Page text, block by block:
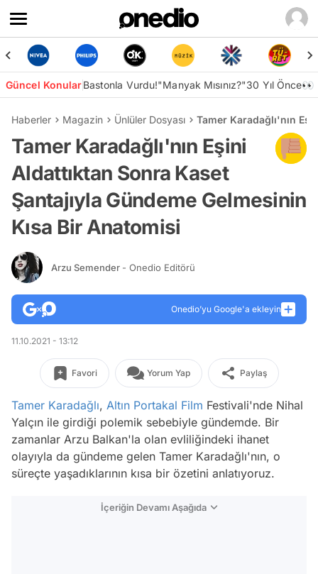
Güncel KonularBastonla Vurdu!"Manyak Mısınız?"30 Yıl Önce👀
Haberler Magazin Ünlüler Dosyası Tamer Karadağlı'nın
Tamer Karadağlı'nın Eşini
Aldattıktan Sonra Kaset
Şantajıyla Gündeme Gelmesinin
Kısa Bir Anatomisi
Arzu Semender - Onedio Editörü
Onedio’yu Google'a ekleyin
11.10.2021 - 13:12
Favori Yorum Yap Paylaş
Tamer Karadağlı, Altın Portakal Film Festivali'nde Nihal
Yalçın ile girdiği polemik sebebiyle gündemde. Bir
zamanlar Arzu Balkan'la olan evliliğindeki ihanet
olayıyla da gündeme gelen Tamer Karadağlı'nın, o
süreçte yaşadıklarının kısa bir özetini anlatıyoruz.
İçeriğin Devamı Aşağıda